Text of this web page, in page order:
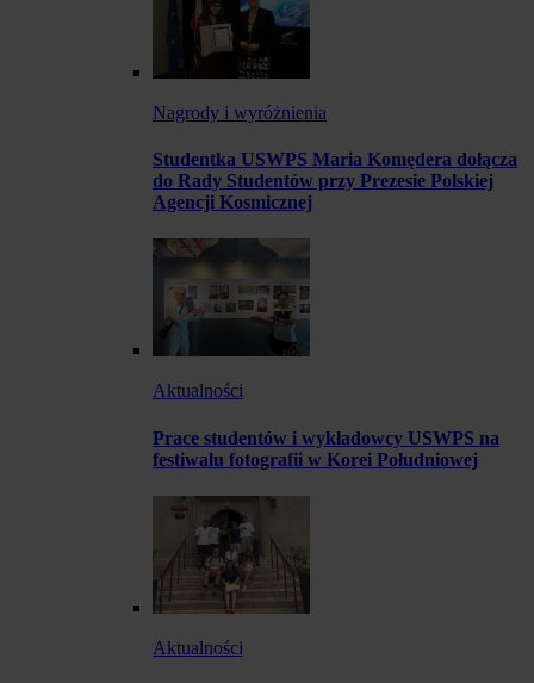
Nagrody i wyróżnienia
Studentka USWPS Maria Komędera dołącza
do Rady Studentów przy Prezesie Polskiej
Agencji Kosmicznej
Aktualności
Prace studentów i wykładowcy USWPS na
festiwalu fotografii w Korei Południowej
Aktualności